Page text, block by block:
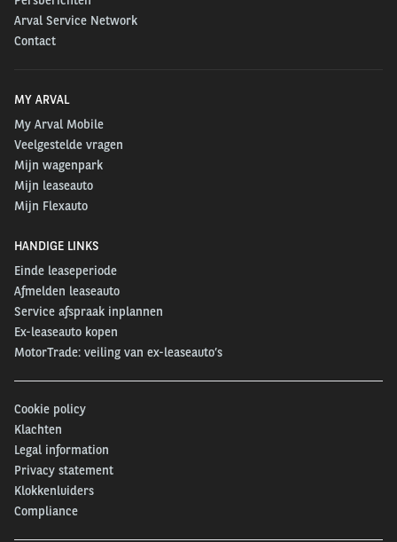
Arval Service Network
Contact
MY ARVAL
My Arval Mobile
Veelgestelde vragen
Mijn wagenpark
Mijn leaseauto
Mijn Flexauto
HANDIGE LINKS
Einde leaseperiode
Afmelden leaseauto
Service afspraak inplannen
Ex-leaseauto kopen
MotorTrade: veiling van ex-leaseauto’s
Cookie policy
Klachten
Legal information
Privacy statement
Klokkenluiders
Compliance